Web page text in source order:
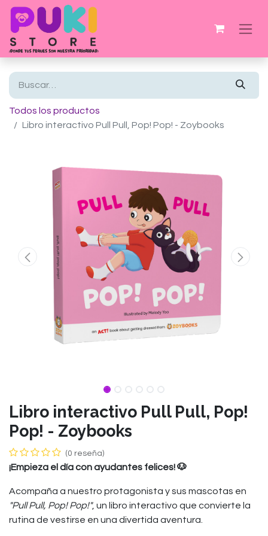
Todos los productos
Libro interactivo Pull Pull, Pop! Pop! - Zoybooks
Libro interactivo Pull Pull, Pop!
Pop! - Zoybooks
(0 reseña)
¡Empieza el día con ayudantes felices! 🐶
Acompaña a nuestro protagonista y sus mascotas en
"Pull Pull, Pop! Pop!", un libro interactivo que convierte la
rutina de vestirse en una divertida aventura.